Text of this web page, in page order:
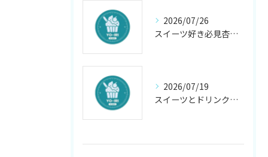
2026/07/26
スイーツ好き必見杏仁豆腐のアレンジと健康知識まとめ
2026/07/19
スイーツとドリンクで戸畑区のカフェ時間を満喫するおすすめガイド